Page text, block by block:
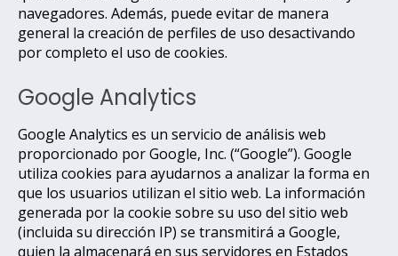
navegadores. Además, puede evitar de manera
general la creación de perfiles de uso desactivando
por completo el uso de cookies.
Google Analytics
Google Analytics es un servicio de análisis web
proporcionado por Google, Inc. (“Google”). Google
utiliza cookies para ayudarnos a analizar la forma en
que los usuarios utilizan el sitio web. La información
generada por la cookie sobre su uso del sitio web
(incluida su dirección IP) se transmitirá a Google,
quien la almacenará en sus servidores en Estados